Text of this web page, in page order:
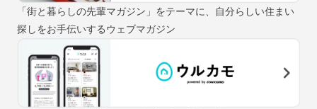
「街と暮らしの先輩マガジン」をテーマに、自分らしい住まい
探しをお手伝いするウェブマガジン